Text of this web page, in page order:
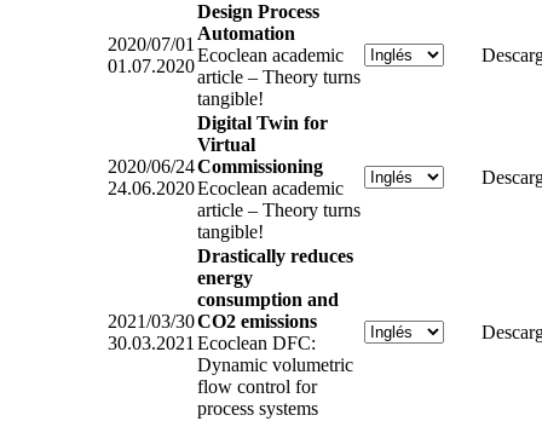
2020/07/01
01.07.2020
Design Process
Automation
Ecoclean academic
article – Theory turns
tangible!
2020/06/24
24.06.2020
Digital Twin for
Virtual
Commissioning
Ecoclean academic
article – Theory turns
tangible!
2021/03/30
30.03.2021
Drastically reduces
energy
consumption and
CO2 emissions
Ecoclean DFC:
Dynamic volumetric
flow control for
process systems